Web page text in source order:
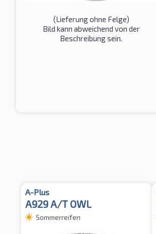
(Lieferung ohne Felge)
Bild kann abweichend von der
Beschreibung sein.
A-Plus
A929 A/T OWL
Sommerreifen